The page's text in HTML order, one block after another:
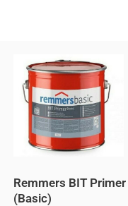
Remmers BIT Primer
(Basic)